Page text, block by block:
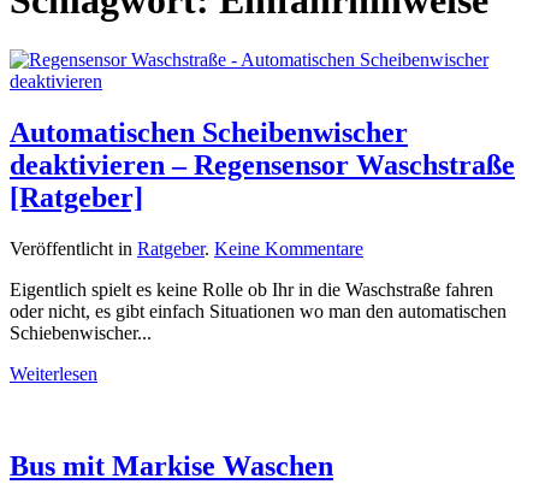
Automatischen Scheibenwischer
deaktivieren – Regensensor Waschstraße
[Ratgeber]
Veröffentlicht in Ratgeber. Keine Kommentarezu
Scheibenwischer
deaktivieren
Eigentlich spielt es keine Rolle ob Ihr in die Waschstraße fahren
oder nicht, es gibt einfach Situationen wo man den automatischen
Schiebenwischer...
Weiterlesen
Bus mit Markise Waschen